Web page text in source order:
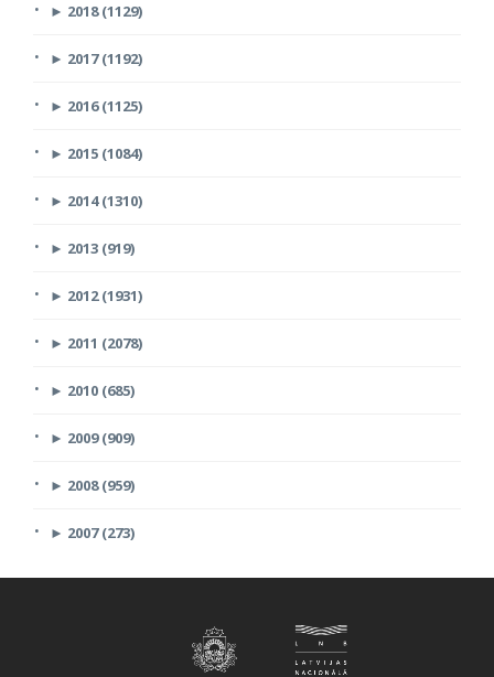
► 2018 (1129)
► 2017 (1192)
► 2016 (1125)
► 2015 (1084)
► 2014 (1310)
► 2013 (919)
► 2012 (1931)
► 2011 (2078)
► 2010 (685)
► 2009 (909)
► 2008 (959)
► 2007 (273)